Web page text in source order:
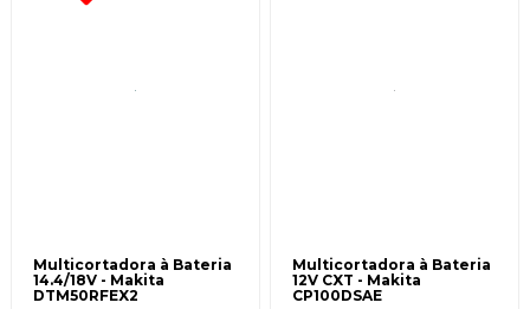
Multicortadora à Bateria
14.4/18V - Makita
DTM50RFEX2
Multicortadora à Bateria
12V CXT - Makita
CP100DSAE